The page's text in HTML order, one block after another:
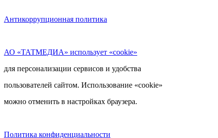
Антикоррупционная политика
АО «ТАТМЕДИА» использует «cookie»
для персонализации сервисов и удобства
пользователей сайтом. Использование «cookie»
можно отменить в настройках браузера.
Политика конфиденциальности